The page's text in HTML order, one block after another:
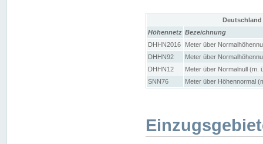
Höhennetz Bezeichnung
DHHN2016
Meter über
DHHN92
Meter über
DHHN12
Meter über Normalnull (m.
SNN76
Meter über Höhennormal